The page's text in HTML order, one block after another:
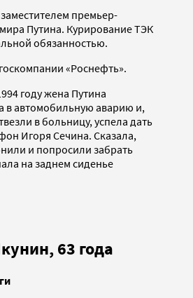
премьер-
Путина. Курирование ТЭК
обязанностью.
«Роснефть».
году жена Путина
в автомобильную аварию и,
в больницу, успела дать
Игоря Сечина. Сказала,
и попросили забрать
на заднем сиденье
63 года